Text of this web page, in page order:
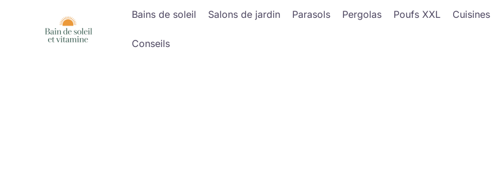
Bains de soleil Salons de jardin Parasols Pergolas Poufs XXL Cuisines
Conseils